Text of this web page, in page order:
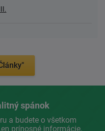
spánok
a budete o všetkom
prínosné informácie.